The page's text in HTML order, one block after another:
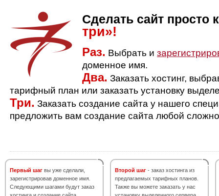
Сделать сайт просто
три»!
Раз. Выбрать и
доменное имя.
Два. Заказать хостинг,
тарифный план или заказать установку
Три. Заказать создание сайта у нашего
предложить вам создание сайта любой
Первый шаг вы уже сделали,
зарегистрировав доменное имя.
Следующими шагами будут заказ
Второй шаг - заказ хостинга из
предлагаемых тарифных планов.
Также вы можете заказать у нас